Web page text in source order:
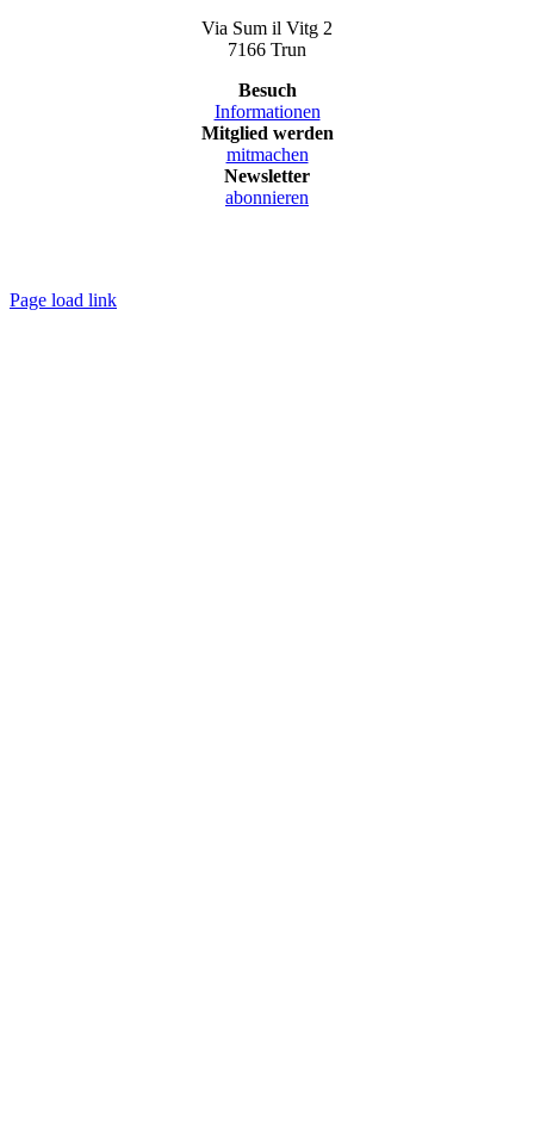
Via Sum il Vitg 2
7166 Trun
Besuch
Informationen
Mitglied werden
mitmachen
Newsletter
abonnieren
Page load link